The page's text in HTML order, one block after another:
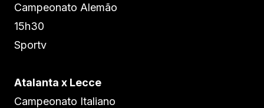
Campeonato Alemão
15h30
Sportv
Atalanta x Lecce
Campeonato Italiano